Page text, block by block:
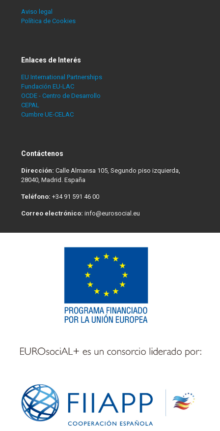
Aviso legal
Política de Cookies
Enlaces de Interés
EU International Partnerships
Fundación EU-LAC
OCDE - Centro de Desarrollo
CEPAL
Cumbre UE-CELAC
Contáctenos
Dirección: Calle Almansa 105, Segundo piso izquierda,
28040, Madrid. España
Teléfono: +34 91 591 46 00
Correo electrónico: info@eurosocial.eu